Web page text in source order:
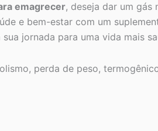
emagrecer, deseja dar um gás
e bem-estar com um
jornada para uma vida mais
perda de peso,